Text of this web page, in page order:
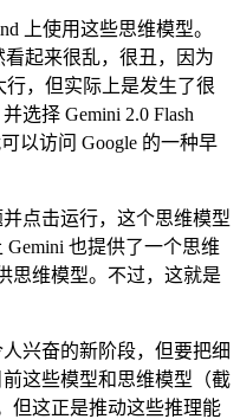
上使用这些思维模型。
起来很乱，很丑，因为
行，但实际上是发生了很
选择 Gemini 2.0 Flash
以访问 Google 的一种早
点击运行，这个思维模型
也提供了一个思维
思维模型。不过，这就是
兴奋的新阶段，但要把细
这些模型和思维模型（截
但这正是推动这些推理能